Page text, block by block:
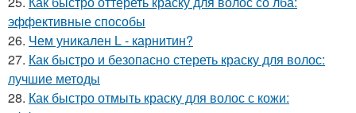
эффективные способы
26. Чем уникален L - карнитин?
27. Как быстро и безопасно стереть краску для волос:
лучшие методы
28. Как быстро отмыть краску для волос с кожи: